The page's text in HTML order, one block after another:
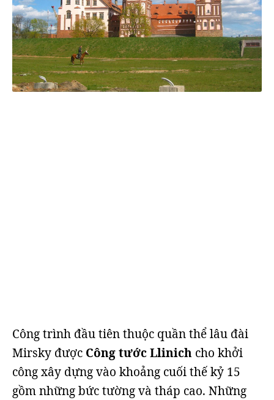
Công trình đầu tiên thuộc quần thể lâu đài
Mirsky được Công tước Llinich cho khởi
công xây dựng vào khoảng cuối thế kỷ 15
gồm những bức tường và tháp cao. Những